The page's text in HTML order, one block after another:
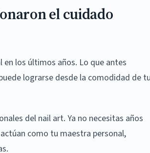
el cuidado
los últimos años. Lo que antes
lograrse desde la comodidad de
del nail art. Ya no necesitas años
como tu maestra personal,